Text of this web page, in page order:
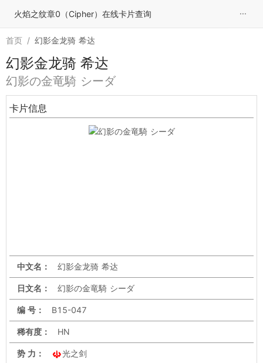
火焰之纹章0（Cipher）在线卡片查询 ···
首页 / 幻影金龙骑 希达
幻影金龙骑 希达
幻影の金竜騎 シーダ
卡片信息
中文名： 幻影金龙骑 希达
日文名： 幻影の金竜騎 シーダ
编 号： B15-047
稀有度： HN
势 力： 光之剑